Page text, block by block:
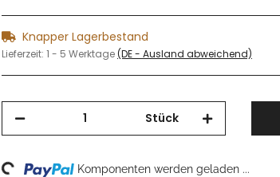
Knapper Lagerbestand
Lieferzeit: 1 - 5 Werktage(DE - Ausland abweichend)
Stück
Loading... Komponenten werden geladen ...